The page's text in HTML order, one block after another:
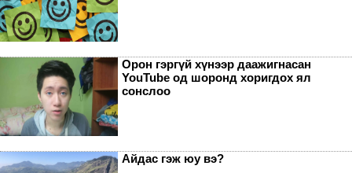
Орон гэргүй хүнээр даажигнасан
YouTube од шоронд хоригдох ял
сонслоо
Айдас гэж юу вэ?